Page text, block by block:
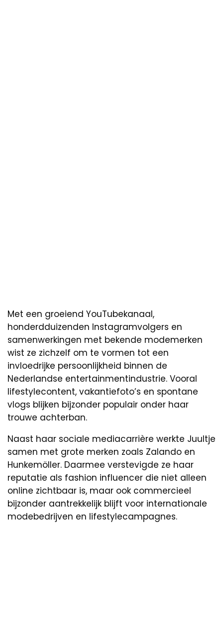
Met een groeiend YouTubekanaal,
honderdduizenden Instagramvolgers en
samenwerkingen met bekende modemerken
wist ze zichzelf om te vormen tot een
invloedrijke persoonlijkheid binnen de
Nederlandse entertainmentindustrie. Vooral
lifestylecontent, vakantiefoto’s en spontane
vlogs blijken bijzonder populair onder haar
trouwe achterban.
Naast haar sociale mediacarrière werkte Juultje
samen met grote merken zoals Zalando en
Hunkemöller. Daarmee verstevigde ze haar
reputatie als fashion influencer die niet alleen
online zichtbaar is, maar ook commercieel
bijzonder aantrekkelijk blijft voor internationale
modebedrijven en lifestylecampagnes.